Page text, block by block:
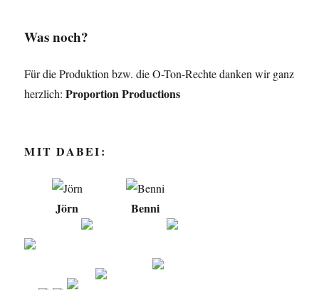
Was noch?
Für die Produktion bzw. die O-Ton-Rechte danken wir ganz
herzlich:Proportion Productions
MIT DABEI:
Jörn Benni